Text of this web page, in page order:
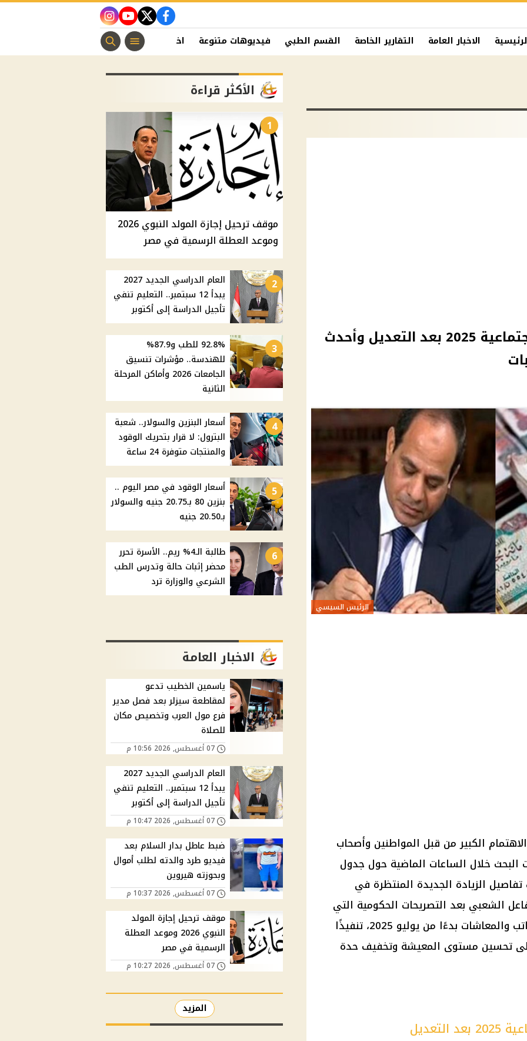
facebook
twitter
youtube
instagram
الاخبار العامة التقارير الخاصة القسم الطبي فيديوهات متنوعة اخبار الفن منوعات مسيحية
جدول شرائح التأمينات الاجتماعية 2025 بعد التعديل وأحدث
الرئيس السيسي
الكبير من قبل المواطنين وأصحاب
خلال الساعات الماضية حول جدول
تفاصيل الزيادة الجديدة المنتظرة في
الشعبي بعد التصريحات الحكومية التي
تؤكد تطبيق زيادات كبيرة في الرواتب والمعاشات بدءًا من يوليو 2025، تنفيذًا
تحسين مستوى المعيشة وتخفيف حدة
الأكثر قراءة
1
موقف ترحيل إجازة المولد النبوي 2026
وموعد العطلة الرسمية في مصر
2
العام الدراسي الجديد 2027
يبدأ 12 سبتمبر.. التعليم تنفي
تأجيل الدراسة إلى أكتوبر
3
92.8% للطب و87.9%
للهندسة.. مؤشرات تنسيق
الجامعات 2026 وأماكن المرحلة
الثانية
4
أسعار البنزين والسولار.. شعبة
البترول: لا قرار بتحريك الوقود
والمنتجات متوفرة 24 ساعة
5
أسعار الوقود في مصر اليوم ..
بنزين 80 بـ20.75 جنيه والسولار
بـ20.50 جنيه
6
طالبة الـ4% ريم.. الأسرة تحرر
محضر إثبات حالة وتدرس الطب
الشرعي والوزارة ترد
الاخبار العامة
ياسمين الخطيب تدعو
لمقاطعة سيزلر بعد فصل مدير
فرع مول العرب وتخصيص مكان
للصلاة
07 أغسطس, 2026 10:56 م
العام الدراسي الجديد 2027
يبدأ 12 سبتمبر.. التعليم تنفي
تأجيل الدراسة إلى أكتوبر
07 أغسطس, 2026 10:47 م
ضبط عاطل بدار السلام بعد
فيديو طرد والدته لطلب أموال
وبحوزته هيروين
07 أغسطس, 2026 10:37 م
موقف ترحيل إجازة المولد
النبوي 2026 وموعد العطلة
الرسمية في مصر
07 أغسطس, 2026 10:27 م
المزيد